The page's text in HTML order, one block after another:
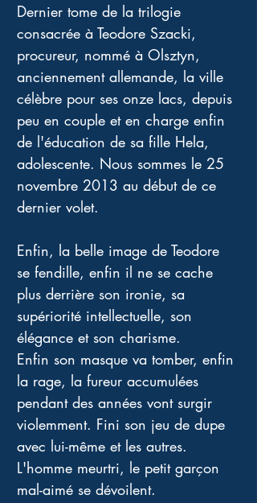
Dernier tome de la trilogie
consacrée à Teodore Szacki,
procureur, nommé à Olsztyn,
anciennement allemande, la ville
célèbre pour ses onze lacs, depuis
peu en couple et en charge enfin
de l'éducation de sa fille Hela,
adolescente. Nous sommes le 25
novembre 2013 au début de ce
dernier volet.
Enfin, la belle image de Teodore
se fendille, enfin il ne se cache
plus derrière son ironie, sa
supériorité intellectuelle, son
élégance et son charisme.
Enfin son masque va tomber, enfin
la rage, la fureur accumulées
pendant des années vont surgir
violemment. Fini son jeu de dupe
avec lui-même et les autres.
L'homme meurtri, le petit garçon
mal-aimé se dévoilent.